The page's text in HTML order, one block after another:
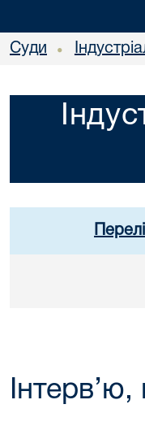
Суди •